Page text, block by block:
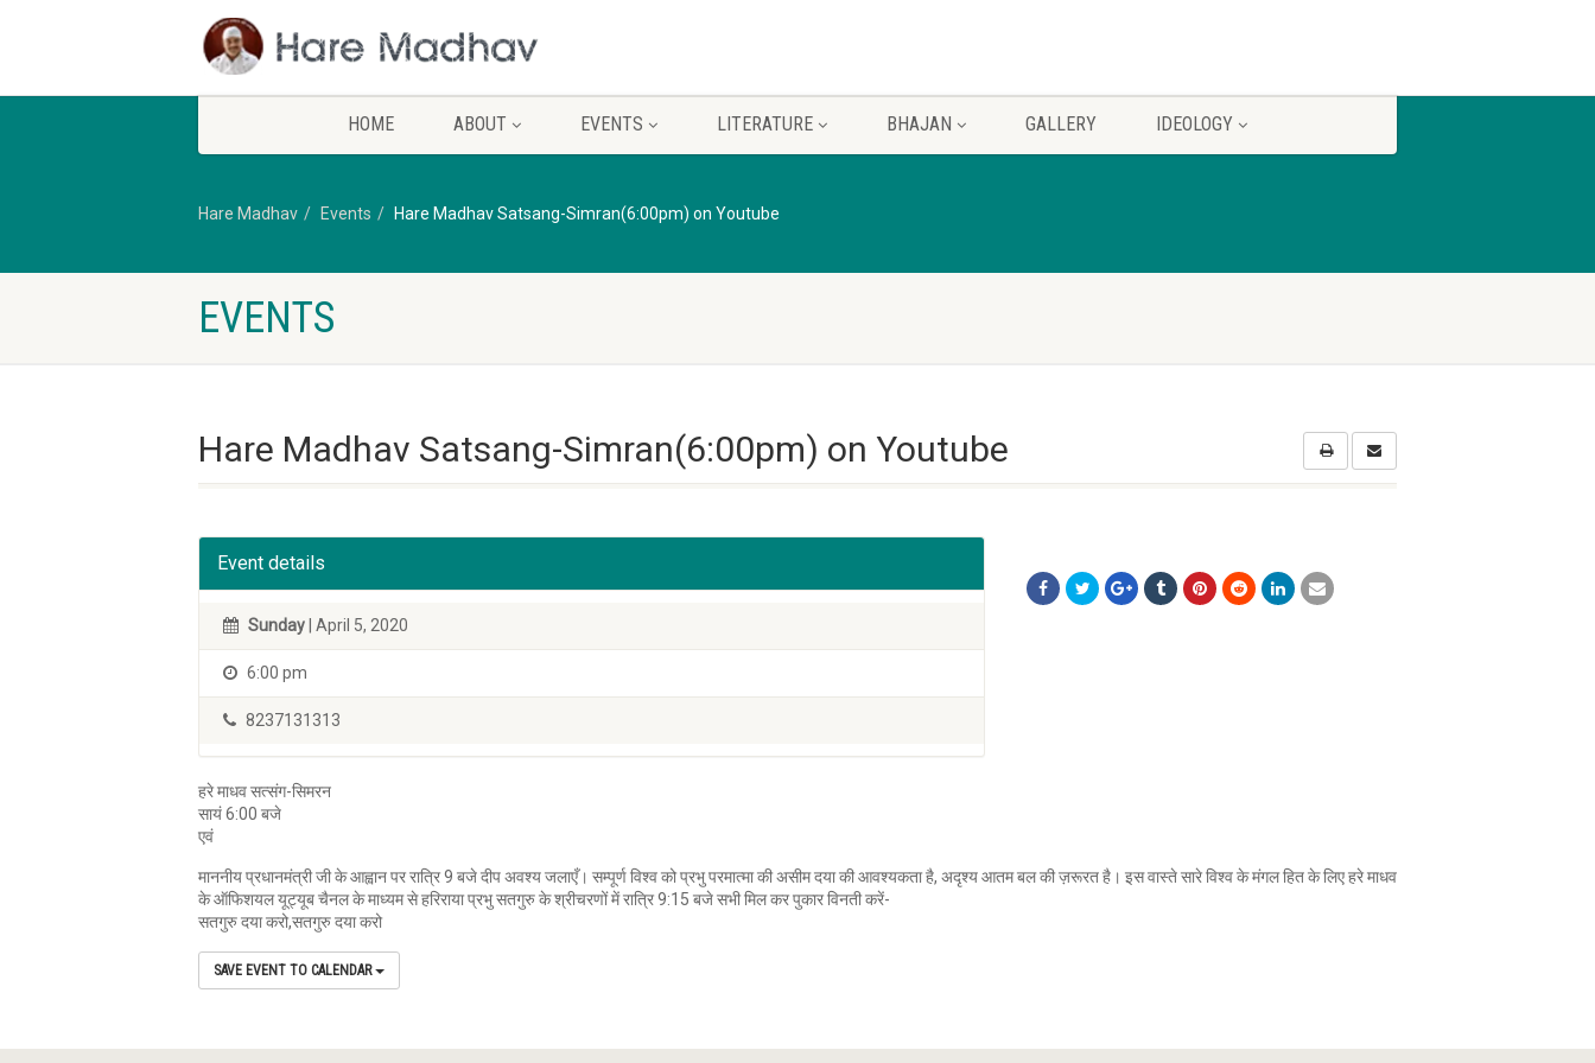
HOME ABOUT EVENTS LITERATURE BHAJAN GALLERY IDEOLOGY
Hare Madhav Events Hare Madhav Satsang-Simran(6:00pm) on Youtube
EVENTS
Hare Madhav Satsang-Simran(6:00pm) on Youtube
Event details
Sunday | April 5, 2020
6:00 pm
8237131313
हरे माधव सत्संग-सिमरन
सायं 6:00 बजे
एवं
माननीय प्रधानमंत्री जी के आह्वान पर रात्रि 9 बजे दीप अवश्य जलाएँ। सम्पूर्ण विश्व को प्रभु परमात्मा की असीम दया की आवश्यकता है, अदृश्य आतम बल की ज़रूरत है। इस वास्ते सारे विश्व के मंगल हित के लिए हरे माधव
के ऑफिशयल यूट्यूब चैनल के माध्यम से हरिराया प्रभु सतगुरु के श्रीचरणों में रात्रि 9:15 बजे सभी मिल कर पुकार विनती करें-
सतगुरु दया करो,सतगुरु दया करो
SAVE EVENT TO CALENDAR